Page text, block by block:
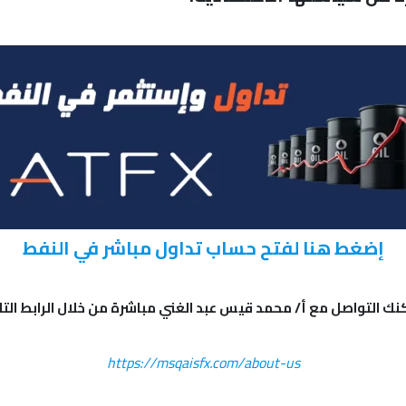
إضغط هنا لفتح حساب تداول مباشر في النفط
التواصل مع أ/ محمد قيس عبد الغني مباشرة من خلال الرابط
https://msqaisfx.com/about-us